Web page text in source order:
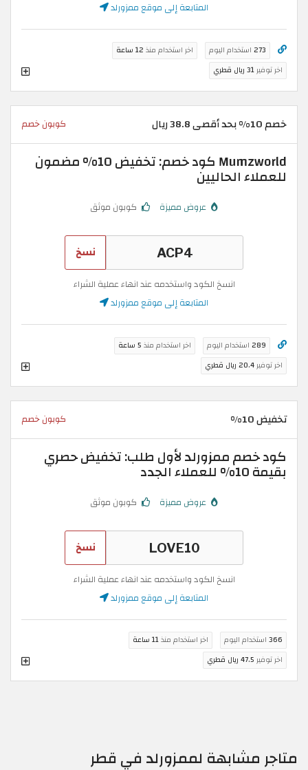
المتابعة إلى موقع ممزورلد
273 استخدام اليوم اخر استخدام منذ 12 ساعة
اخر توفير31 ريال قطري
خصم 10% بحد أقصى 38.8 ريال كوبون خصم
Mumzworld كود خصم: تخفيض 10% مضمون
للعملاء الحاليين
عروض مميزة كوبون موثق
نسخ
انسخ الكود واستخدمه عند انهاء عملية الشراء
المتابعة إلى موقع ممزورلد
289 استخدام اليوم اخر استخدام منذ 5 ساعة
اخر توفير20.4 ريال قطري
تخفيض 10% كوبون خصم
كود خصم ممزورلد لأول طلب: تخفيض حصري
بقيمة 10% للعملاء الجدد
عروض مميزة كوبون موثق
نسخ
انسخ الكود واستخدمه عند انهاء عملية الشراء
المتابعة إلى موقع ممزورلد
366 استخدام اليوم اخر استخدام منذ11 ساعة
اخر توفير 47.5 ريال قطري
متاجر مشابهة لممزورلد في قطر